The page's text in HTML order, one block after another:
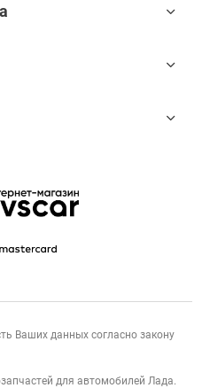
Ваших данных согласно закону
для автомобилей Лада.